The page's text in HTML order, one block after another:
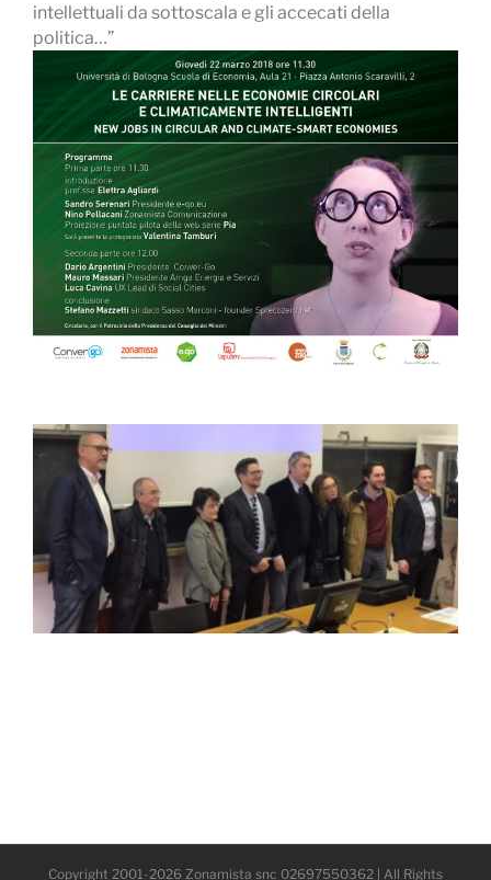
intellettuali da sottoscala e gli accecati della
politica…”
Copyright 2001-2026 Zonamista snc 02697550362 | All Rights